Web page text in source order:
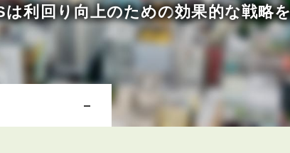
利回り向上のための効果的な戦略